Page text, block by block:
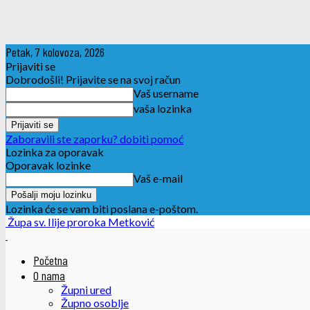
Petak, 7 kolovoza, 2026
Prijaviti se
Dobrodošli! Prijavite se na svoj račun
Vaš username
vaša lozinka
Zaboravili ste zaporku? dobiti pomoć
Lozinka za oporavak
Oporavak lozinke
Vaš e-mail
Lozinka će se vam biti poslana e-poštom.
Župa sv. Ilije proroka Metković
Početna
O nama
Župni ured
Župno osoblje